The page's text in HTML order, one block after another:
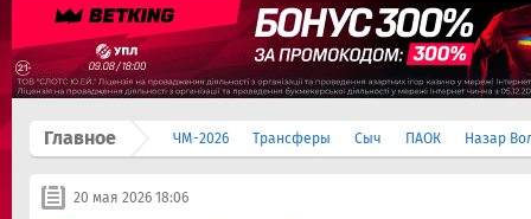
Главное ЧМ-2026 Трансферы Сыч ПАОК Назар
20 мая 2026 18:06